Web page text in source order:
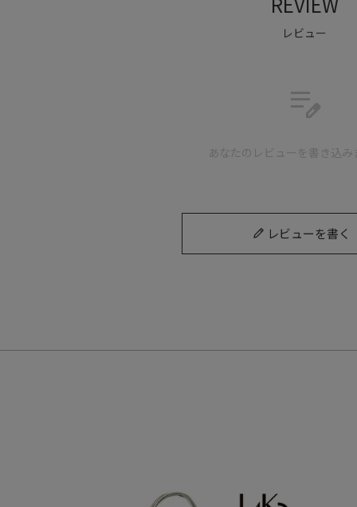
レビュー
edit_note
あなたのレビューを書き込
レビューを書く